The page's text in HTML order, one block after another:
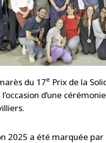
du 17e Prix de la
d’une
2025 a été marquée